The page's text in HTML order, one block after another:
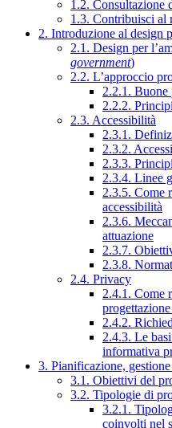
1.2. Consultazione
1.3. Contribuisci al
2. Introduzione al design
2.1. Design per
government)
2.2. L’approccio
2.2.1. Buone
2.2.2. Principi
2.3. Accessibilità
2.3.1.
2.3.2.
2.3.3.
2.3.4. Linee
2.3.5. Come
accessibilità
2.3.6.
attuazione
2.3.7.
2.3.8.
2.4. Privacy
2.4.1. Come
2.4.2.
2.4.3. Le
informativa
3. Pianificazione, gestione
3.1. Obiettivi del
3.2. Tipologie di
3.2.1.
coinvolti nel